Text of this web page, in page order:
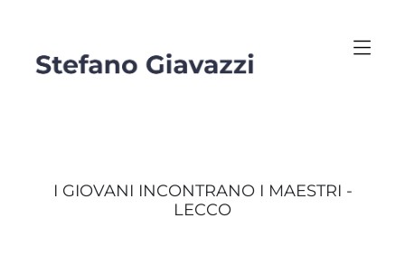
I GIOVANI INCONTRANO I MAESTRI -
LECCO